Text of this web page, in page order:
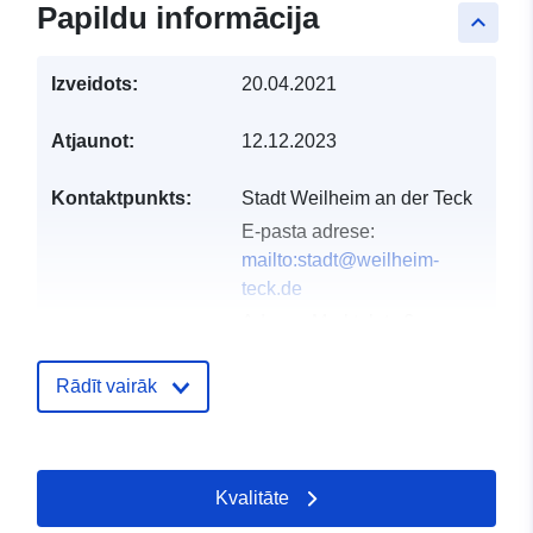
keyboard_arrow_up
Papildu informācija
Izveidots: 20.04.2021
Atjaunot: 12.12.2023
Kontaktpunkts:
Stadt Weilheim an der Teck
E-pasta adrese:
mailto:stadt@weilheim-
teck.de
Pievienots data.europa.eu:
Rādīt vairāk
Kvalitāte